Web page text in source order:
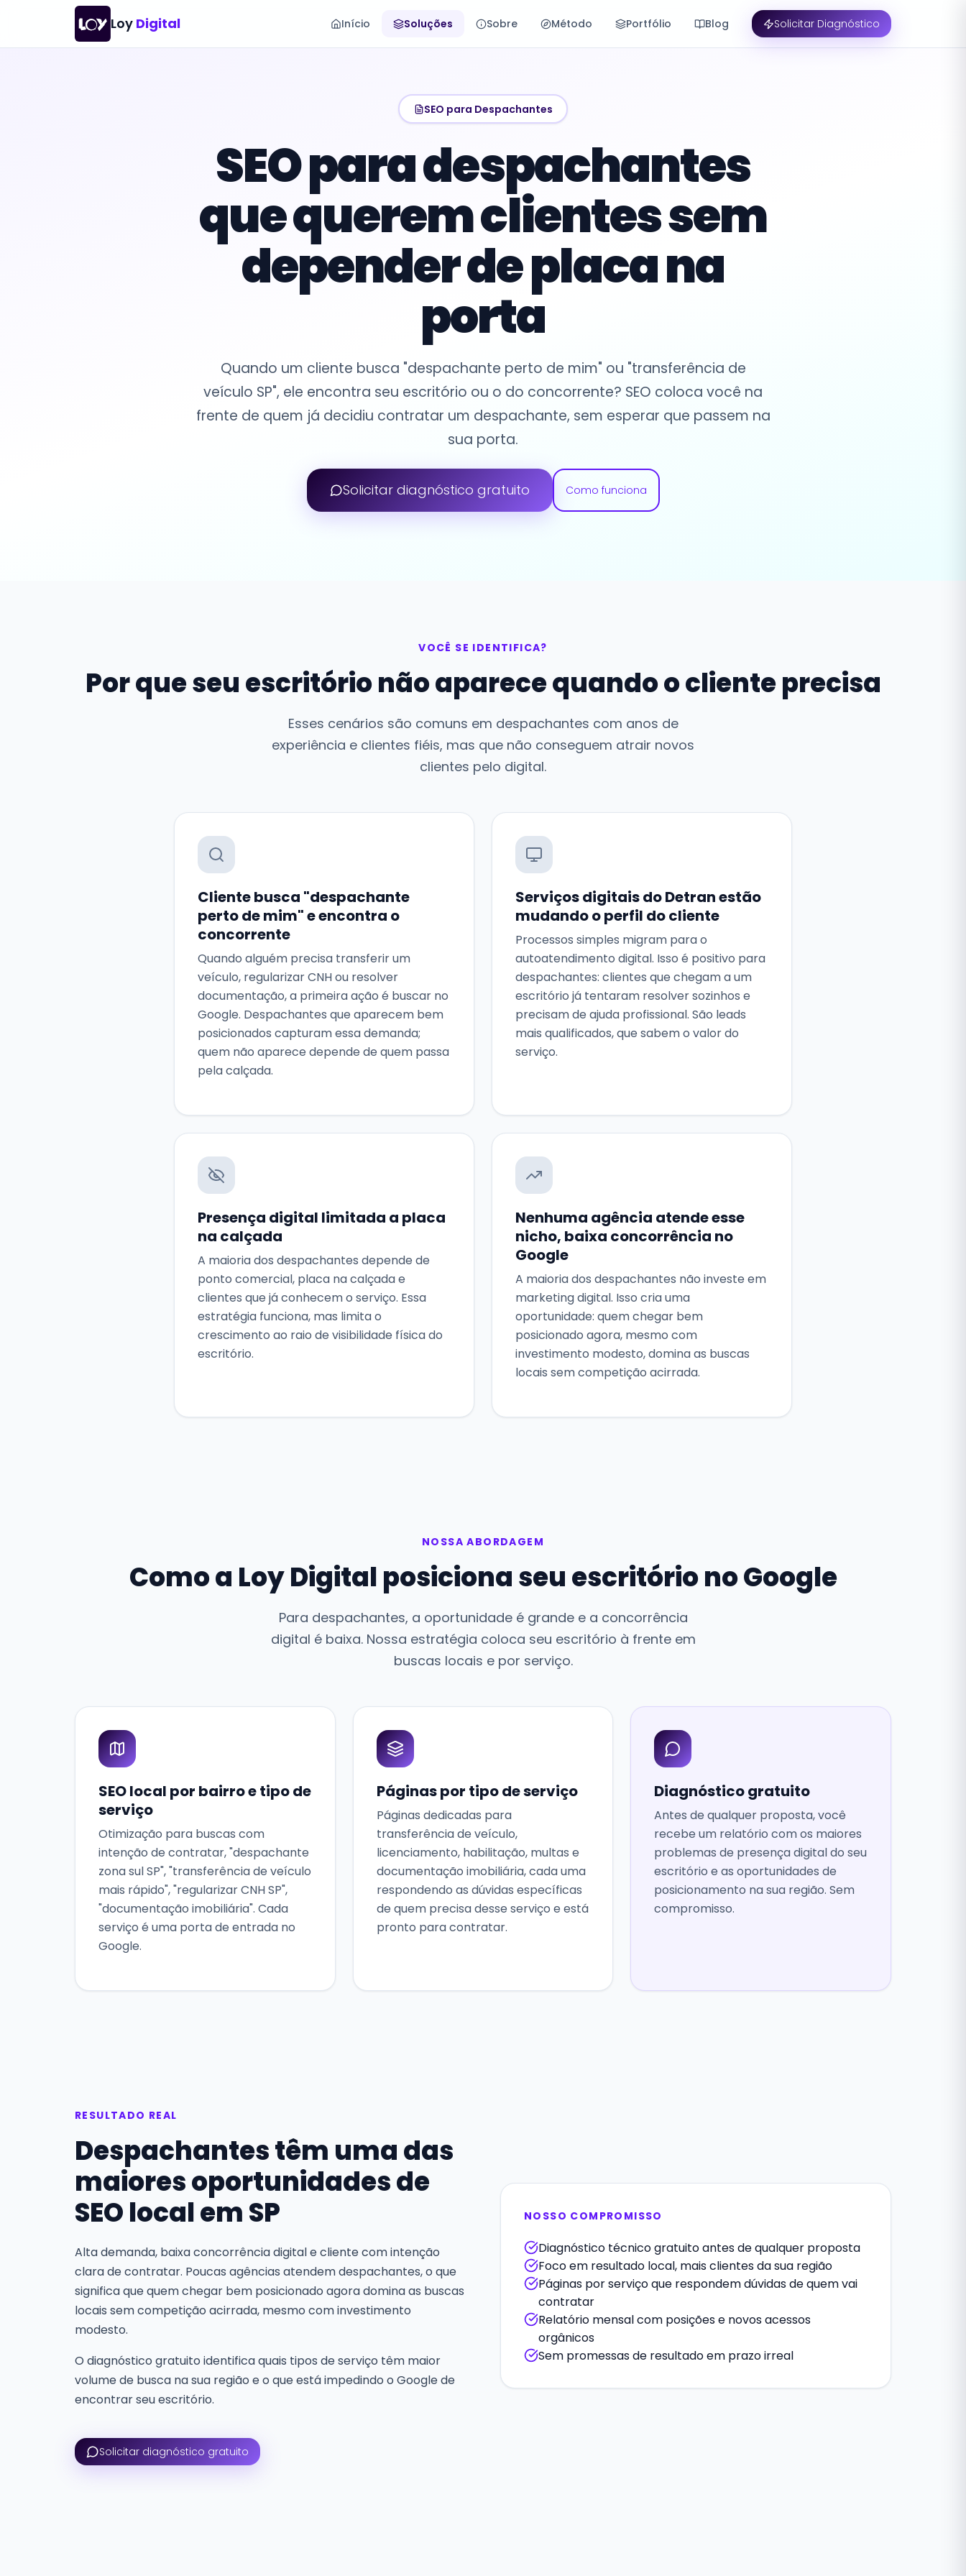
Loy Digital Início Soluções Sobre Método Portfólio Blog Solicitar Diagnóstico
SEO para Despachantes
SEO para despachantes
que querem clientes sem
depender de placa na
porta
Quando um cliente busca "despachante perto de mim" ou "transferência de
veículo SP", ele encontra seu escritório ou o do concorrente? SEO coloca você na
frente de quem já decidiu contratar um despachante, sem esperar que passem na
sua porta.
Solicitar diagnóstico gratuito Como funciona
VOCÊ SE IDENTIFICA?
Por que seu escritório não aparece quando o cliente precisa
Esses cenários são comuns em despachantes com anos de
experiência e clientes fiéis, mas que não conseguem atrair novos
clientes pelo digital.
Cliente busca "despachante
perto de mim" e encontra o
concorrente
Quando alguém precisa transferir um
veículo, regularizar CNH ou resolver
documentação, a primeira ação é buscar no
Google. Despachantes que aparecem bem
posicionados capturam essa demanda;
quem não aparece depende de quem passa
pela calçada.
Serviços digitais do Detran estão
mudando o perfil do cliente
Processos simples migram para o
autoatendimento digital. Isso é positivo para
despachantes: clientes que chegam a um
escritório já tentaram resolver sozinhos e
precisam de ajuda profissional. São leads
mais qualificados, que sabem o valor do
serviço.
Presença digital limitada a placa
na calçada
A maioria dos despachantes depende de
ponto comercial, placa na calçada e
clientes que já conhecem o serviço. Essa
estratégia funciona, mas limita o
crescimento ao raio de visibilidade física do
escritório.
Nenhuma agência atende esse
nicho, baixa concorrência no
Google
A maioria dos despachantes não investe em
marketing digital. Isso cria uma
oportunidade: quem chegar bem
posicionado agora, mesmo com
investimento modesto, domina as buscas
locais sem competição acirrada.
NOSSA ABORDAGEM
Como a Loy Digital posiciona seu escritório no Google
Para despachantes, a oportunidade é grande e a concorrência
digital é baixa. Nossa estratégia coloca seu escritório à frente em
buscas locais e por serviço.
SEO local por bairro e tipo de
serviço
Otimização para buscas com
intenção de contratar, "despachante
zona sul SP", "transferência de veículo
mais rápido", "regularizar CNH SP",
"documentação imobiliária". Cada
serviço é uma porta de entrada no
Google.
Páginas por tipo de serviço
Páginas dedicadas para
transferência de veículo,
licenciamento, habilitação, multas e
documentação imobiliária, cada uma
respondendo as dúvidas específicas
de quem precisa desse serviço e está
pronto para contratar.
Diagnóstico gratuito
Antes de qualquer proposta, você
recebe um relatório com os maiores
problemas de presença digital do seu
escritório e as oportunidades de
posicionamento na sua região. Sem
compromisso.
RESULTADO REAL
Despachantes têm uma das
maiores oportunidades de
SEO local em SP
Alta demanda, baixa concorrência digital e cliente com intenção
clara de contratar. Poucas agências atendem despachantes, o que
significa que quem chegar bem posicionado agora domina as buscas
locais sem competição acirrada, mesmo com investimento
modesto.
O diagnóstico gratuito identifica quais tipos de serviço têm maior
volume de busca na sua região e o que está impedindo o Google de
encontrar seu escritório.
Solicitar diagnóstico gratuito
NOSSO COMPROMISSO
Diagnóstico técnico gratuito antes de qualquer proposta
Foco em resultado local, mais clientes da sua região
Páginas por serviço que respondem dúvidas de quem vai
contratar
Relatório mensal com posições e novos acessos
orgânicos
Sem promessas de resultado em prazo irreal